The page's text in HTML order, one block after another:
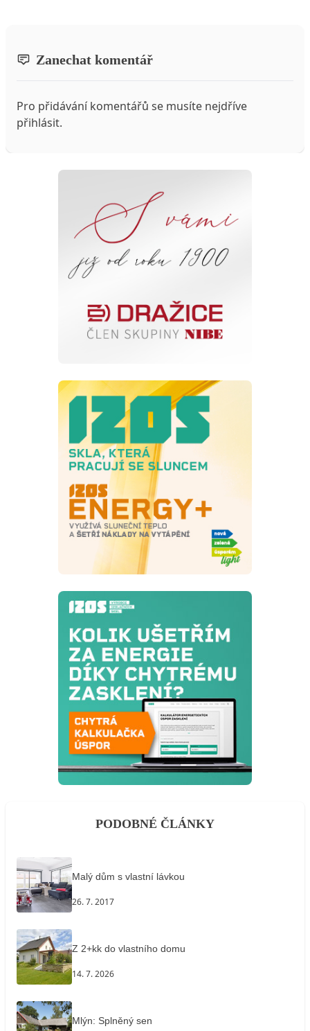
Zanechat komentář
Pro přidávání komentářů se musíte nejdříve
přihlásit.
PODOBNÉ ČLÁNKY
Malý dům s vlastní lávkou
26. 7. 2017
Z 2+kk do vlastního domu
14. 7. 2026
Mlýn: Splněný sen